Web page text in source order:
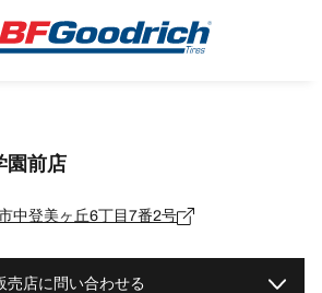
園前店
中登美ヶ丘6丁目7番2号
売店に問い合わせる